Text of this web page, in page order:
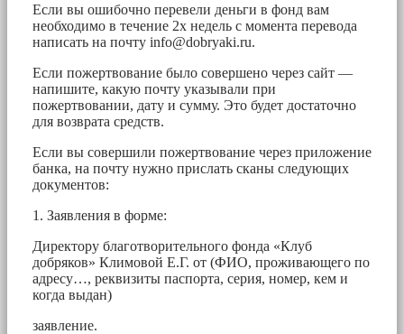
Если вы ошибочно перевели деньги в фонд вам
необходимо в течение 2х недель с момента перевода
написать на почту info@dobryaki.ru.
Если пожертвование было совершено через сайт —
напишите, какую почту указывали при
пожертвовании, дату и сумму. Это будет достаточно
для возврата средств.
Если вы совершили пожертвование через приложение
банка, на почту нужно прислать сканы следующих
документов:
1. Заявления в форме:
Директору благотворительного фонда «Клуб
добряков» Климовой Е.Г. от (ФИО, проживающего по
адресу…, реквизиты паспорта, серия, номер, кем и
когда выдан)
заявление.